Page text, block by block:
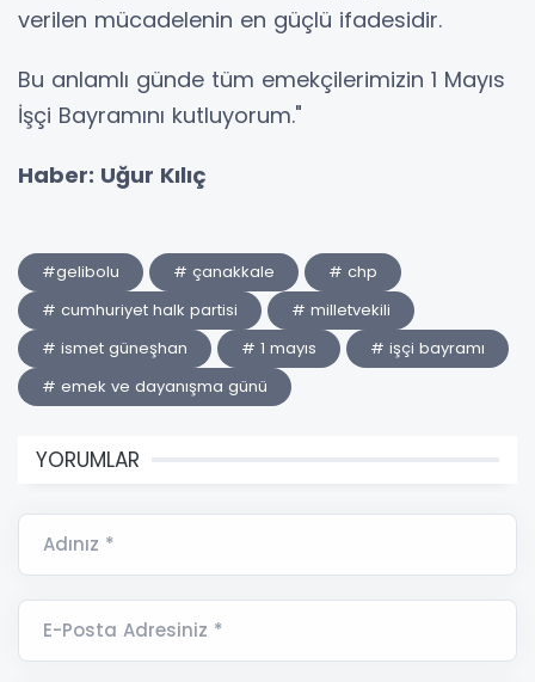
verilen mücadelenin en güçlü ifadesidir.
Bu anlamlı günde tüm emekçilerimizin 1 Mayıs
İşçi Bayramını kutluyorum."
Haber: Uğur Kılıç
#gelibolu # çanakkale
# chp
# cumhuriyet halk partisi
# milletvekili
# ismet güneşhan
# 1 mayıs
# işçi bayramı
# emek ve dayanışma günü
YORUMLAR
Adınız *
E-Posta Adresiniz *